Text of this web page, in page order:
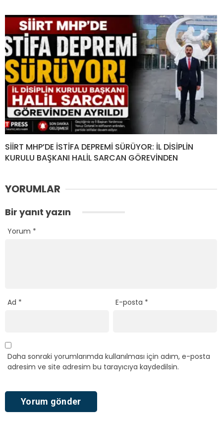
SİİRT MHP’DE İSTİFA DEPREMİ SÜRÜYOR: İL DİSİPLİN
KURULU BAŞKANI HALİL SARCAN GÖREVİNDEN
YORUMLAR
Bir yanıt yazın
Yorum *
Ad * E-posta *
Daha sonraki yorumlarımda kullanılması için adım, e-posta
adresim ve site adresim bu tarayıcıya kaydedilsin.